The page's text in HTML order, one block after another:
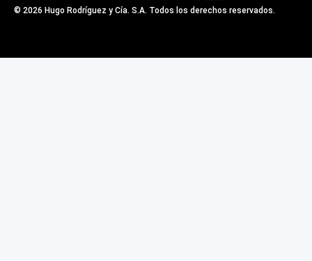
© 2026 Hugo Rodríguez y Cía. S.A. Todos los derechos reservados.